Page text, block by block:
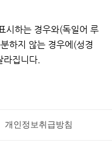
시하는 경우와(독일어 루
하지 않는 경우에(성경
집니다.
개인정보취급방침